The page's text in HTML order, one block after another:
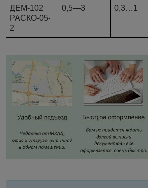
ДЕМ-102
РАСКО-05-
2
0,5—3 0,3…1